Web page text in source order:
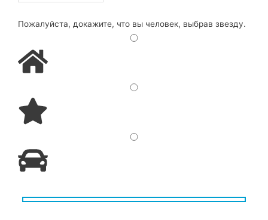
Пожалуйста, докажите, что вы человек, выбрав звезду.